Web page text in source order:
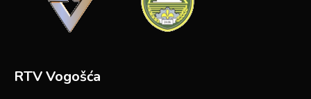
RTV Vogošća